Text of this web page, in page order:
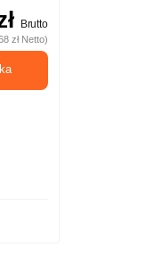
Brutto
zł Netto)